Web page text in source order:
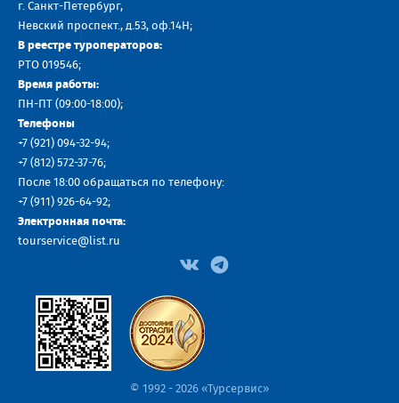
г. Санкт-Петербург,
Невский проспект., д.53, оф.14H;
В реестре туроператоров:
РТО 019546;
Время работы:
ПН-ПТ (09:00-18:00);
Телефоны
+7 (921) 094-32-94;
+7 (812) 572-37-76;
После 18:00 обращаться по телефону:
+7 (911) 926-64-92;
Электронная почта:
tourservice@list.ru
© 1992 - 2026 «Турсервис»